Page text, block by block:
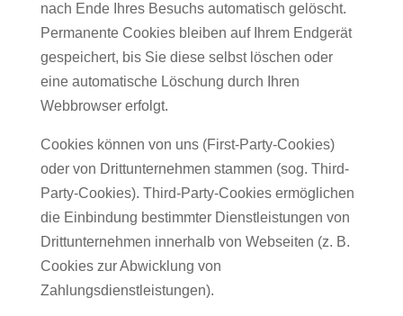
nach Ende Ihres Besuchs automatisch gelöscht.
Permanente Cookies bleiben auf Ihrem Endgerät
gespeichert, bis Sie diese selbst löschen oder
eine automatische Löschung durch Ihren
Webbrowser erfolgt.
Cookies können von uns (First-Party-Cookies)
oder von Drittunternehmen stammen (sog. Third-
Party-Cookies). Third-Party-Cookies ermöglichen
die Einbindung bestimmter Dienstleistungen von
Drittunternehmen innerhalb von Webseiten (z. B.
Cookies zur Abwicklung von
Zahlungsdienstleistungen).